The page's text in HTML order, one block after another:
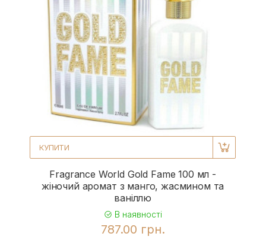
КУПИТИ
Fragrance World Gold Fame 100 мл -
жіночий аромат з манго, жасмином та
ваніллю
В наявності
787.00 грн.